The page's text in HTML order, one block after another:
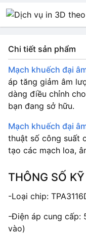
Chi tiết sản phẩm
Mạch khuếch đại
áp tăng giảm âm
dàng điều chỉnh
bạn đang sở hữu.
Mạch khuếch đại
thuật số công suất
tạo các mạch loa,
THÔNG SỐ
-Loại chip:
-Điện áp cung cấp:
vào)